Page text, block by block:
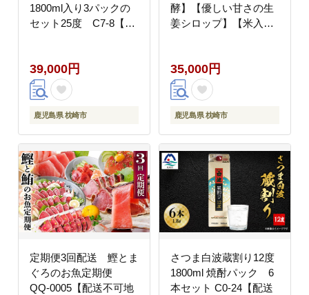
1800ml入り3パックの
セット25度 C7-8【配
39,000円
鹿児島県 枕崎市
酵】【優しい甘さの生
姜シロップ】【米入
35,000円
鹿児島県 枕崎市
定期便3回配送 鰹とま
ぐろのお魚定期便
QQ-0005【配送不可地
さつま白波蔵割り12度
1800ml 焼酎パック 6
本セット C0-24【配送